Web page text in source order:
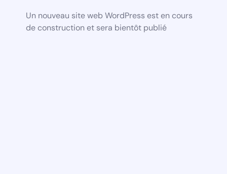
Un nouveau site web WordPress est en cours
de construction et sera bientôt publié